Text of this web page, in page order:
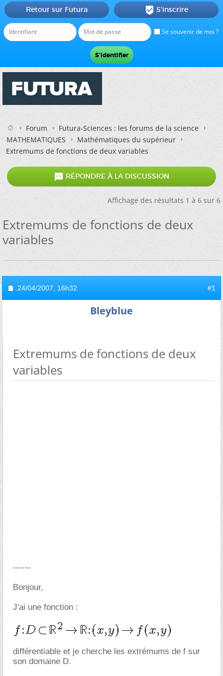
Se souvenir de moi ?
Retour sur Futura  S'inscrire
Forum
Futura-Sciences : les forums de la science
MATHEMATIQUES
Mathématiques du supérieur
Extremums de fonctions de deux variables
 RÉPONDRE À LA DISCUSSION
Affichage des résultats 1 à 6 sur 6
Extremums de fonctions de deux
variables
24/04/2007, 16h32 #1
Bleyblue
Extremums de fonctions de deux
variables
------
Bonjour,
J'ai une fonction :
différentiable et je cherche les extrémums de f sur
son domaine D.